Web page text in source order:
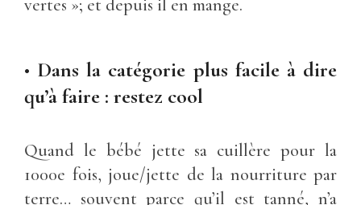
vertes »; et depuis il en mange.
• Dans la catégorie plus facile à dire
qu’à faire : restez cool
Quand le bébé jette sa cuillère pour la
1000e fois, joue/jette de la nourriture par
terre… souvent parce qu’il est tanné, n’a